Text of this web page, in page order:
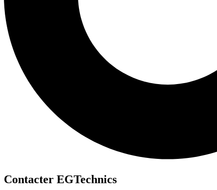
Contacter EGTechnics